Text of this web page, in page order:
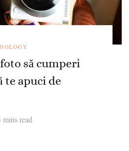
să cumperi
te apuci de
mins read